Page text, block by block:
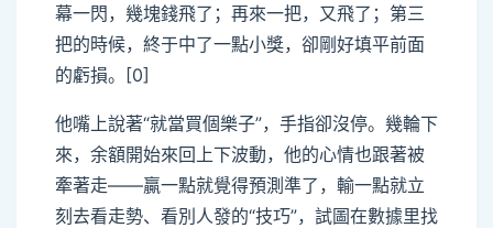
幕一閃，幾塊錢飛了；再來一把，又飛了；第三
把的時候，終于中了一點小獎，卻剛好填平前面
的虧損。[0]
他嘴上說著“就當買個樂子”，手指卻沒停。幾輪下
來，余額開始來回上下波動，他的心情也跟著被
牽著走——贏一點就覺得預測準了，輸一點就立
刻去看走勢、看別人發的“技巧”，試圖在數據里找